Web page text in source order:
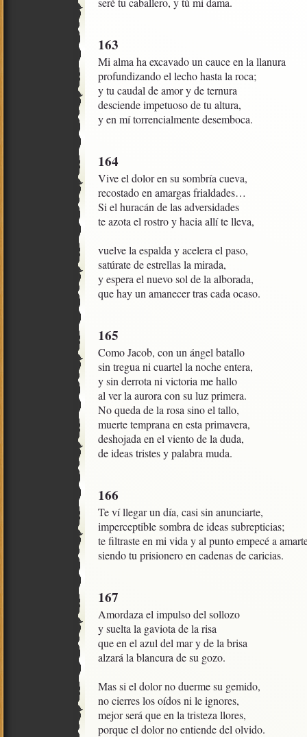
163
Mi alma ha excavado un cauce en la llanura
profundizando el lecho hasta la roca;
y tu caudal de amor y de ternura
desciende impetuoso de tu altura,
y en mí torrencialmente desemboca.
164
Vive el dolor en su sombría cueva,
recostado en amargas frialdades…
Si el huracán de las adversidades
te azota el rostro y hacia allí te lleva,
vuelve la espalda y acelera el paso,
satúrate de estrellas la mirada,
y espera el nuevo sol de la alborada,
que hay un amanecer tras cada ocaso.
165
Como Jacob, con un ángel batallo
sin tregua ni cuartel la noche entera,
y sin derrota ni victoria me hallo
al ver la aurora con su luz primera.
No queda de la rosa sino el tallo,
muerte temprana en esta primavera,
deshojada en el viento de la duda,
de ideas tristes y palabra muda.
166
Te ví llegar un día, casi sin anunciarte,
imperceptible sombra de ideas subrepticias;
te filtraste en mi vida y al punto empecé a
siendo tu prisionero en cadenas de caricias.
167
Amordaza el impulso del sollozo
y suelta la gaviota de la risa
que en el azul del mar y de la brisa
alzará la blancura de su gozo.
Mas si el dolor no duerme su gemido,
no cierres los oídos ni le ignores,
mejor será que en la tristeza llores,
porque el dolor no entiende del olvido.